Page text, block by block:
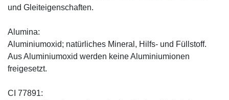
und Gleiteigenschaften.
Alumina:
Aluminiumoxid; natürliches Mineral, Hilfs- und Füllstoff.
Aus Aluminiumoxid werden keine Aluminiumionen
freigesetzt.
CI 77891: